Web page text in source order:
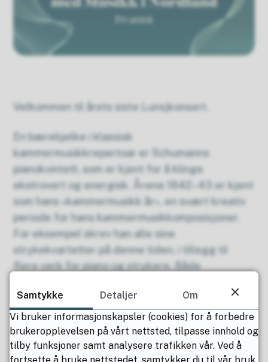
Velkommen til årets siste Lunsjkonsert.
En bærebjelke i klassisk
kammermusikkrepertoar er Schumanns
pianokvintett, som er kjent for å klinge
ekstrovert og energisk. Årene 1842–43 er kjent
som hans «kammermusikk år», en svært kreativ
periode for hans kammermusikkomposisjoner.
For eksempel skrev han alle sine
strykekvartetter på denne tiden, i tillegg til
flere verk for piano og strykere. Både
fem dager hver på å skisseres, og ytterligere to
uker på å ferdigstilles.
Repertoar:
Samtykke Detaljer
Om
Vi bruker informasjonskapsler (cookies) for å forbedre
brukeropplevelsen på vårt nettsted, tilpasse innhold og
tilby funksjoner samt analysere trafikken vår. Ved å